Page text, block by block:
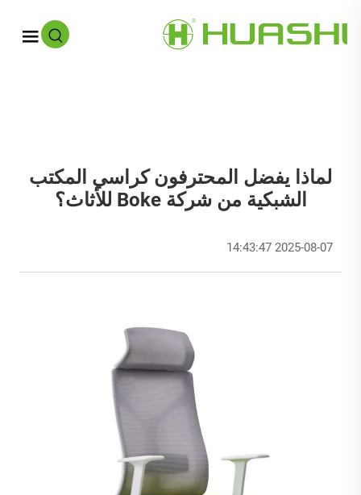
لماذا يفضل المحترفون كراسي المكتب
الشبكية من شركة Boke للأثاث؟
2025-08-07 14:43:47